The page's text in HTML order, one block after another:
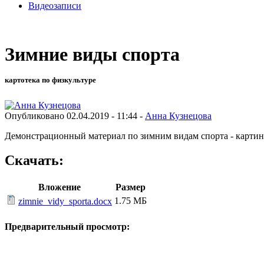
Видеозаписи
Зимние виды спорта
картотека по физкультуре
Опубликовано 02.04.2019 - 11:44 - Анна Кузнецова
Демонстрационный материал по зимним видам спорта -
Скачать:
Вложение
Размер
zimnie_vidy_sporta.docx 1.75 МБ
Предварительный просмотр: